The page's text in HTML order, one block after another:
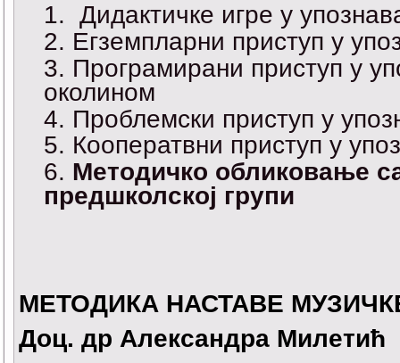
Дидактичке игре у
Егземпларни приступ у
Програмирани приступ у
околином
Проблемски приступ у
Кооператвни приступ у
Методичко обликовање
предшколској групи
МЕТОДИКА НАСТАВЕ
Доц. др Александра Милетић